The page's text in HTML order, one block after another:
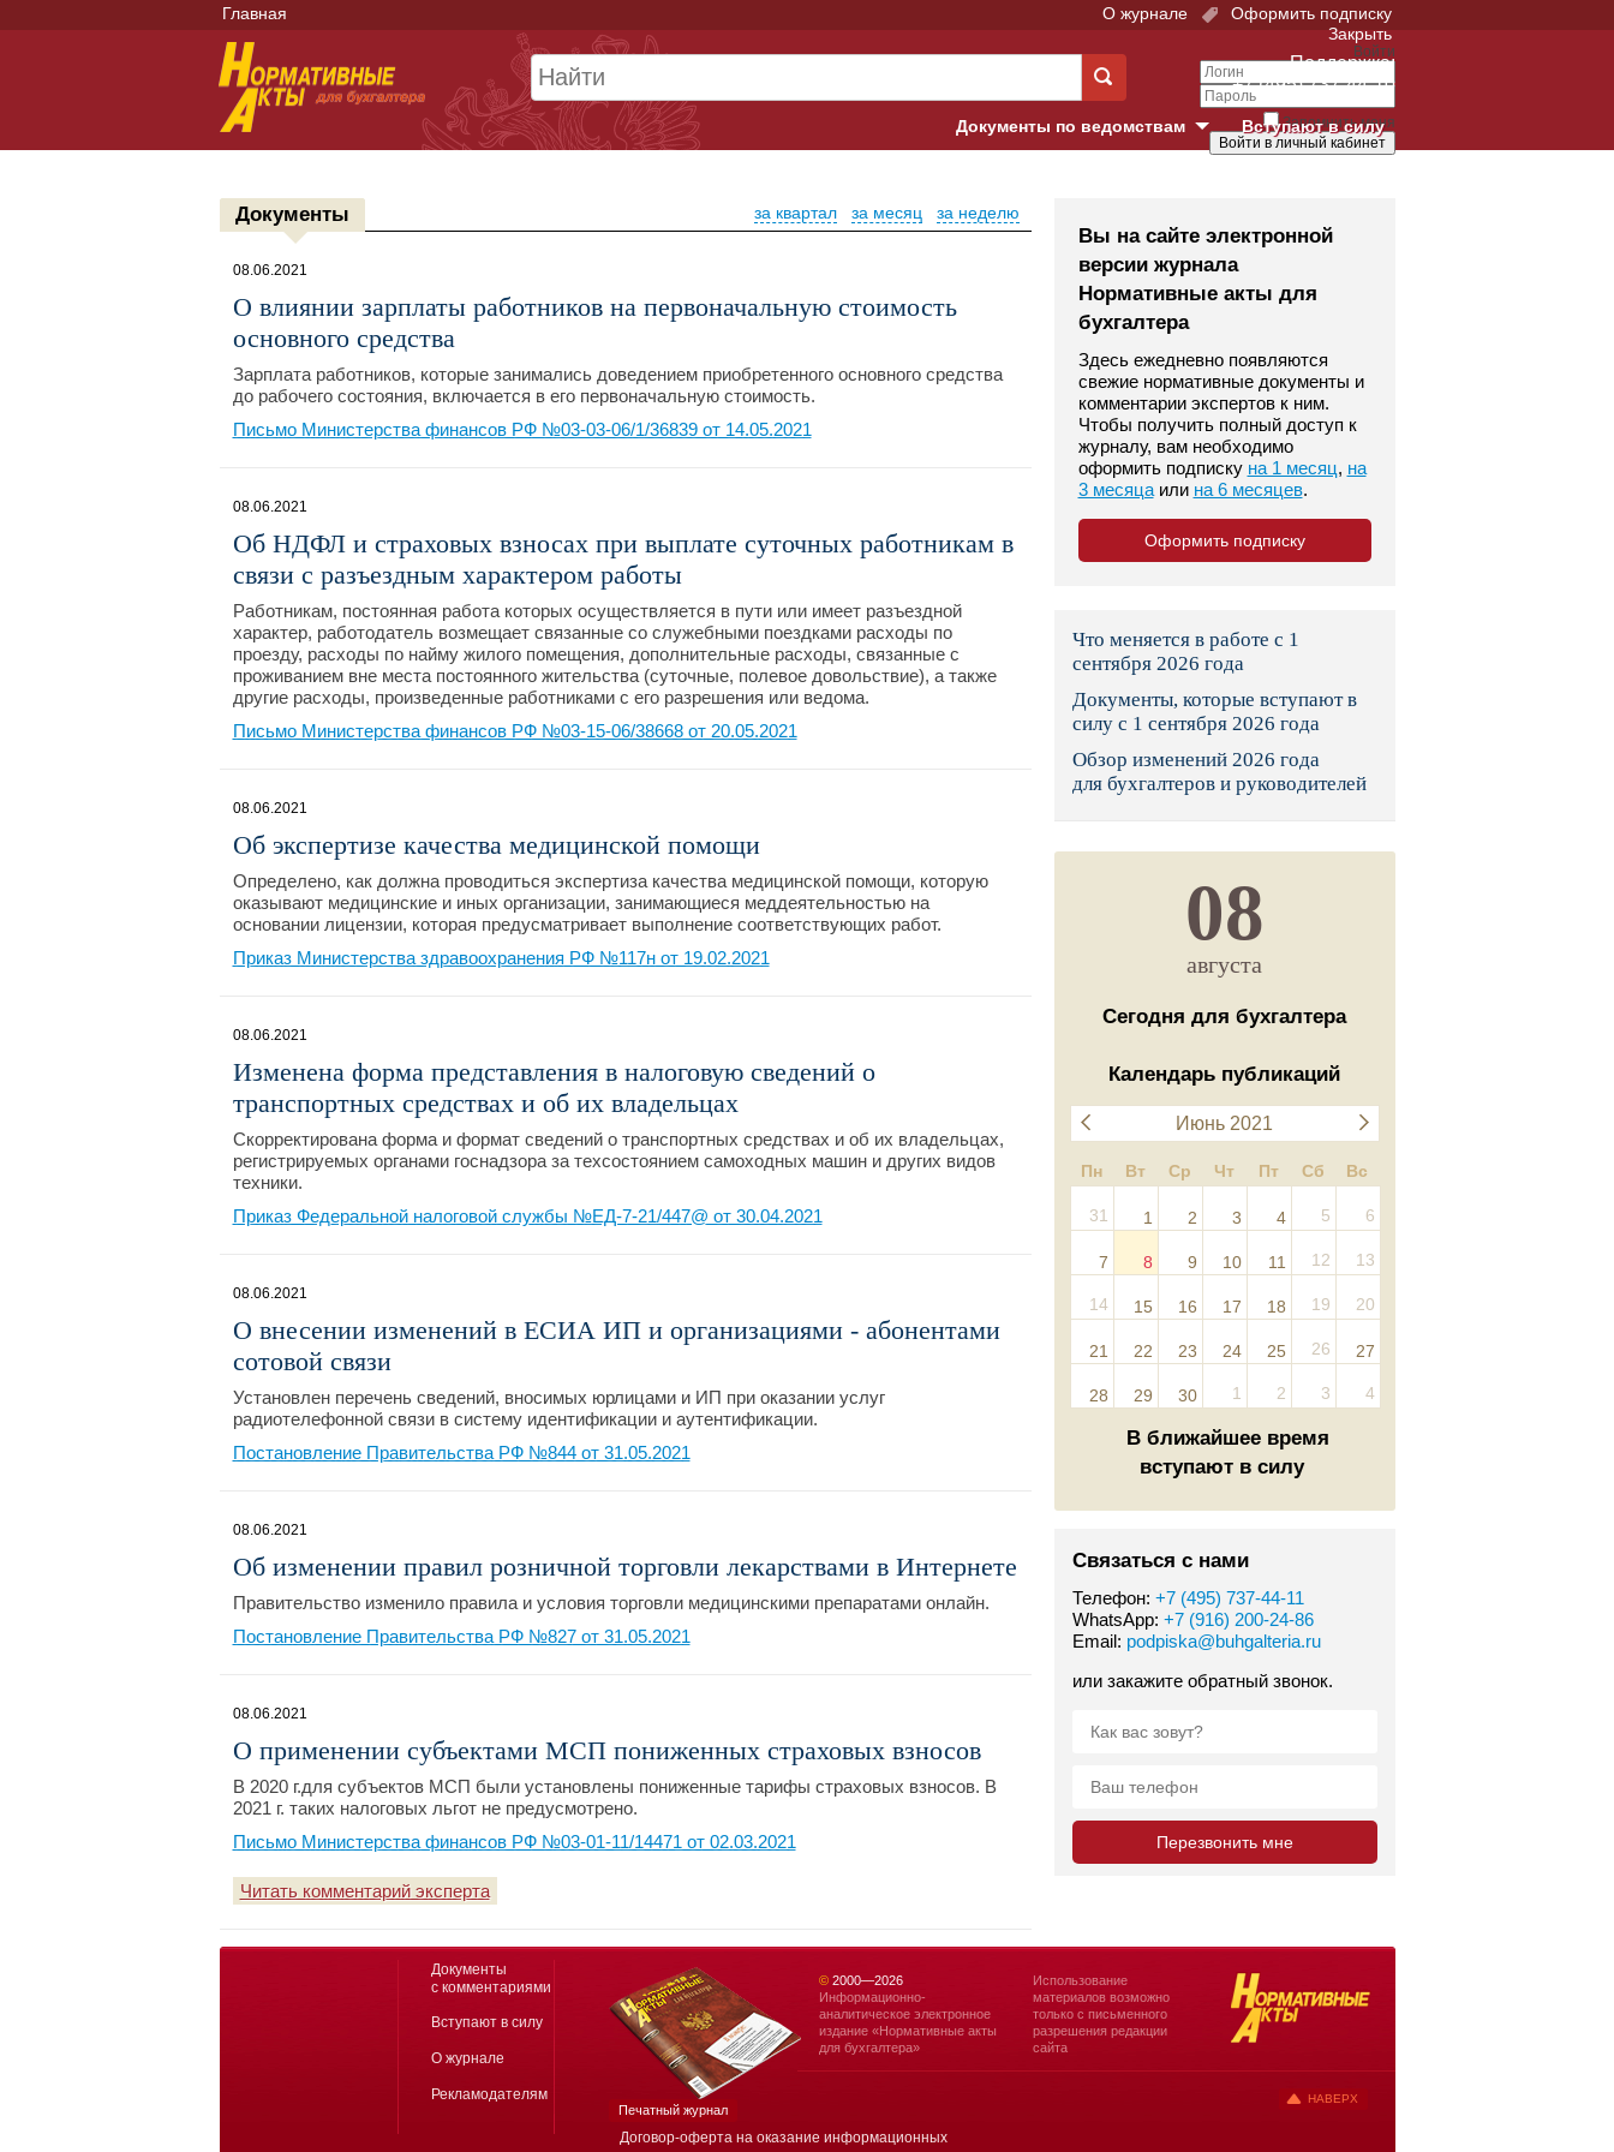
Главная О журнале
Оформить подписку
Закрыть
Войти
Запомнить меня
Поддержка:
+7 (495) 737-44-10
Вступают в силу
Документы по ведомствам
Банк России
Верховный Суд
Гострудинспекция в г. Москве
Конституционный Суд
Пенсионный фонд
Правительство
Социальный фонд России
Суд общей юрисдикции
Документы за неделю
за месяц
за квартал
08.06.2021
О влиянии зарплаты работников на первоначальную стоимость
основного средства
Зарплата работников, которые занимались доведением приобретенного основного средства
до рабочего состояния, включается в его первоначальную стоимость.
Письмо Министерства финансов РФ №03-03-06/1/36839 от 14.05.2021
08.06.2021
Об НДФЛ и страховых взносах при выплате суточных работникам в
связи с разъездным характером работы
Работникам, постоянная работа которых осуществляется в пути или имеет разъездной
характер, работодатель возмещает связанные со служебными поездками расходы по
проезду, расходы по найму жилого помещения, дополнительные расходы, связанные с
проживанием вне места постоянного жительства (суточные, полевое довольствие), а также
другие расходы, произведенные работниками с его разрешения или ведома.
Письмо Министерства финансов РФ №03-15-06/38668 от 20.05.2021
08.06.2021
Об экспертизе качества медицинской помощи
Определено, как должна проводиться экспертиза качества медицинской помощи, которую
оказывают медицинские и иных организации, занимающиеся меддеятельностью на
основании лицензии, которая предусматривает выполнение соответствующих работ.
Приказ Министерства здравоохранения РФ №117н от 19.02.2021
08.06.2021
Изменена форма представления в налоговую сведений о
транспортных средствах и об их владельцах
Скорректирована форма и формат сведений о транспортных средствах и об их владельцах,
регистрируемых органами госнадзора за техсостоянием самоходных машин и других видов
техники.
Приказ Федеральной налоговой службы №ЕД-7-21/447@ от 30.04.2021
08.06.2021
О внесении изменений в ЕСИА ИП и организациями - абонентами
сотовой связи
Установлен перечень сведений, вносимых юрлицами и ИП при оказании услуг
радиотелефонной связи в систему идентификации и аутентификации.
Постановление Правительства РФ №844 от 31.05.2021
08.06.2021
Об изменении правил розничной торговли лекарствами в Интернете
Правительство изменило правила и условия торговли медицинскими препаратами онлайн.
Постановление Правительства РФ №827 от 31.05.2021
08.06.2021
О применении субъектами МСП пониженных страховых взносов
В 2020 г.для субъектов МСП были установлены пониженные тарифы страховых взносов. В
2021 г. таких налоговых льгот не предусмотрено.
Письмо Министерства финансов РФ №03-01-11/14471 от 02.03.2021
Читать комментарий эксперта
Вы на сайте электронной
версии журнала
Нормативные акты для
бухгалтера
Здесь ежедневно появляются
свежие нормативные документы и
комментарии экспертов к ним.
Чтобы получить полный доступ к
журналу, вам необходимо
оформить подписку на 1 месяц, на
3 месяцаили на 6 месяцев.
Оформить подписку
Что меняется в работе с 1
сентября 2026 года
Документы, которые вступают в
силу с 1 сентября 2026 года
Обзор изменений 2026 года
для бухгалтеров и руководителей
08
августа
Сегодня для бухгалтера
Календарь публикаций
Июнь 2021
Пн Вт Ср Чт Пт Сб Вс
31 1 2 3 4 5 6
7 8 9 10 11 12 13
14 15 16 17 18 19 20
21 22 23 24 25 26 27
28 29 30 1 2 3 4
В ближайшее время
вступают в силу
Связаться с нами
Телефон: +7 (495) 737-44-11
WhatsApp: +7 (916) 200-24-86
Email: podpiska@buhgalteria.ru
или закажите обратный звонок.
Договор-оферта на оказание информационных
Документы
с комментариями
Вступают в силу
О журнале
Рекламодателям
Печатный журнал
©2000—2026
Информационно-
аналитическое электронное
издание «Нормативные акты
для бухгалтера»
Использование
материалов возможно
только с письменного
разрешения редакции
сайта
НАВЕРХ